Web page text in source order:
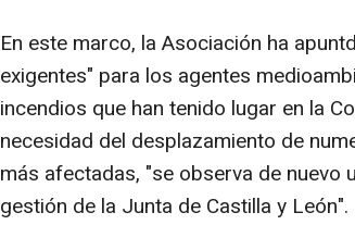
En este marco, la Asociación ha
exigentes" para los agentes
incendios que han tenido lugar en la
necesidad del desplazamiento de
más afectadas, "se observa de nuevo
gestión de la Junta de Castilla y León".